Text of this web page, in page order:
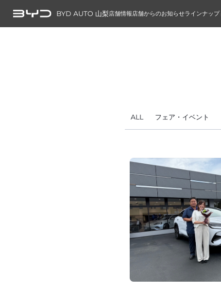
BYD AUTO 山梨店舗情報店舗からのお知らせラインナップ
ALL フェア・イベント